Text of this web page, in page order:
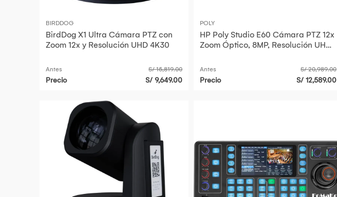
BIRDDOG
BirdDog X1 Ultra Cámara PTZ con
Zoom 12x y Resolución UHD 4K30
Antes S/ 15,819.00
Precio S/ 9,649.00
POLY
HP Poly Studio E60 Cámara PTZ 12x
Zoom Óptico, 8MP, Resolución UHD
Antes S/ 20,989.00
Precio S/ 12,589.00